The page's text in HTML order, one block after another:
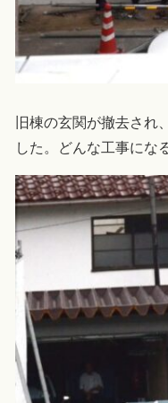
旧棟の玄関が撤去され
した。どんな工事にな